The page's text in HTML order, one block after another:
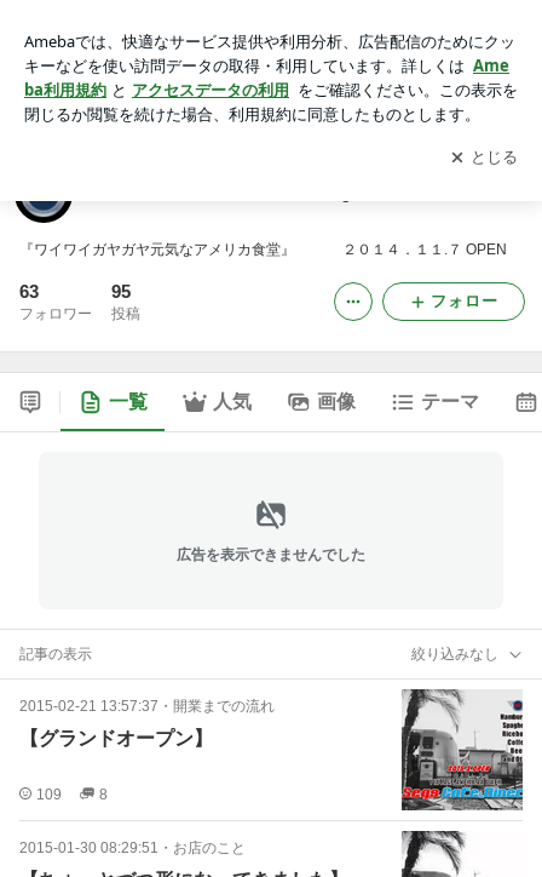
アプリをダウンロードして ブログの更新通知
を受け取りまし
ょう。
開く
『ワイワイガヤガヤ元気なアメリカ食堂』 ２０１４．１１.７ OPEN
63
フォロワー
95
投稿
フォロー
一覧 人気 画像 テーマ
広告を表示できませんでした
記事の表示 絞り込みなし
2015-02-21 13:57:37 ・ 開業までの流れ
【グランドオープン】
109 8
2015-01-30 08:29:51 ・ お店のこと